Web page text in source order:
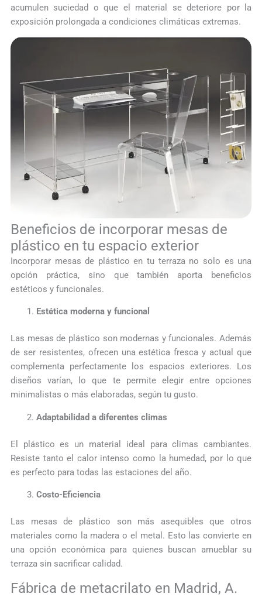
acumulen suciedad o que el material se deteriore por la
exposición prolongada a condiciones climáticas extremas.
Beneficios de incorporar mesas de
plástico en tu espacio exterior
Incorporar mesas de plástico en tu terraza no solo es una
opción práctica, sino que también aporta beneficios
estéticos y funcionales.
Estética moderna y funcional
Las mesas de plástico son modernas y funcionales. Además
de ser resistentes, ofrecen una estética fresca y actual que
complementa perfectamente los espacios exteriores. Los
diseños varían, lo que te permite elegir entre opciones
minimalistas o más elaboradas, según tu gusto.
Adaptabilidad a diferentes climas
El plástico es un material ideal para climas cambiantes.
Resiste tanto el calor intenso como la humedad, por lo que
es perfecto para todas las estaciones del año.
Costo-Eficiencia
Las mesas de plástico son más asequibles que otros
materiales como la madera o el metal. Esto las convierte en
una opción económica para quienes buscan amueblar su
terraza sin sacrificar calidad.
Fábrica de metacrilato en Madrid, A.